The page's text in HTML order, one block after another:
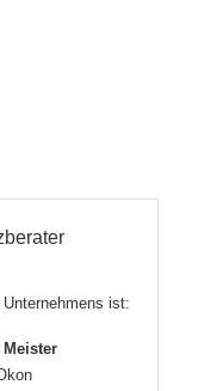
ist:
Meister